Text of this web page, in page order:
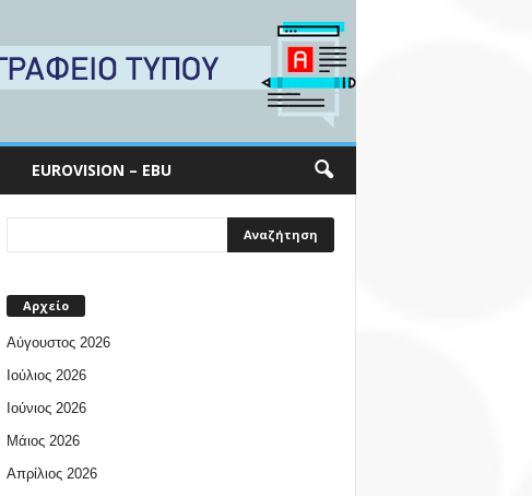
EUROVISION – EBU
Αρχείο
Αύγουστος 2026
Ιούλιος 2026
Ιούνιος 2026
Μάιος 2026
Απρίλιος 2026